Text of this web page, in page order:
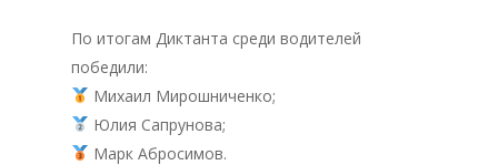
По итогам Диктанта среди водителей
победили:
Михаил Мирошниченко;
Юлия Сапрунова;
Марк Абросимов.